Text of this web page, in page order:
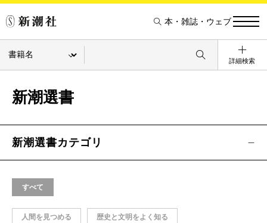
本・雑誌・ウェブ
詳細検索
新潮選書
新潮選書カテゴリ
すべて
人間を見つめる 歴史と文明をよく知る